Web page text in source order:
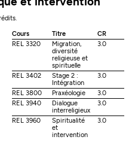
Cours Titre
CR
REL 3320
Migration,
diversité
religieuse et
spirituelle
3.0
REL 3402
Stage 2 :
Intégration
3.0
REL 3800 Praxéologie
3.0
REL 3940
Dialogue
interreligieux
3.0
REL 3960
Spiritualité
et
intervention
3.0